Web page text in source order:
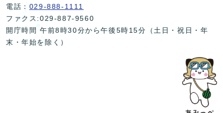
電話： 029-888-1111
ファクス:029-887-9560
開庁時間 午前8時30分から午後5時15分（土日・祝日・年
末・年始を除く）